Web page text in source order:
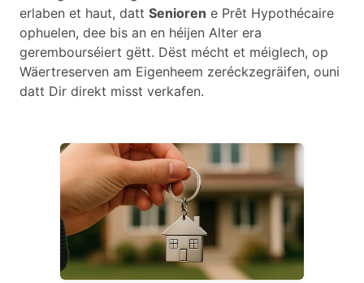
erlaben et haut, datt Senioren e Prêt Hypothécaire
ophuelen, dee bis an en héijen Alter era
gerembourséiert gëtt. Dëst mécht et méiglech, op
Wäertreserven am Eigenheem zeréckzegräifen, ouni
datt Dir direkt misst verkafen.